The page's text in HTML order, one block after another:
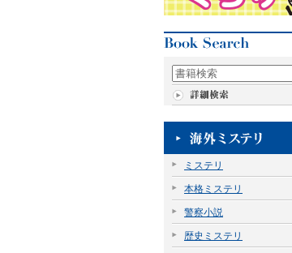
ミステリ
本格ミステリ
警察小説
歴史ミステリ